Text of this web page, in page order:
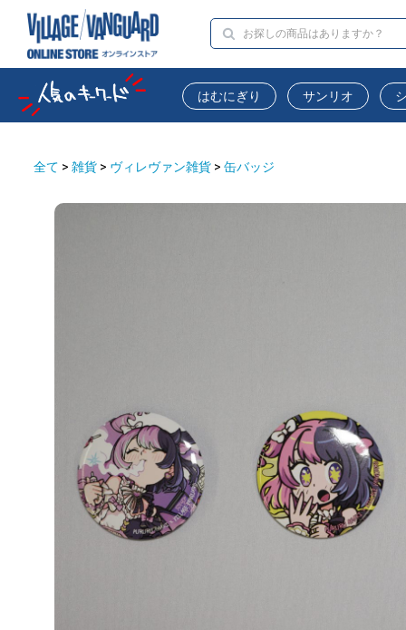
はむにぎり サンリオ
全て > 雑貨 > ヴィレヴァン雑貨 > 缶バッジ